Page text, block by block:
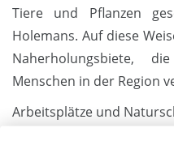
Tiere und Pflanzen
Holemans. Auf diese
Naherholungsbiete,
Menschen in der Region
Arbeitsplätze und